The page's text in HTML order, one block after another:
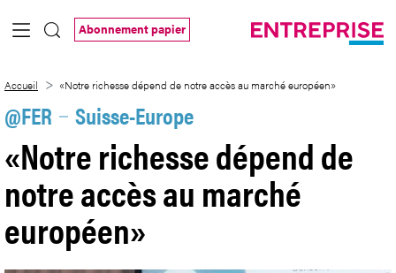
Saut au contenu principal
Abonnement papier
Accueil «Notre richesse dépend de notre accès au marché européen»
@FER Suisse-Europe
«Notre richesse dépend de
notre accès au marché
européen»